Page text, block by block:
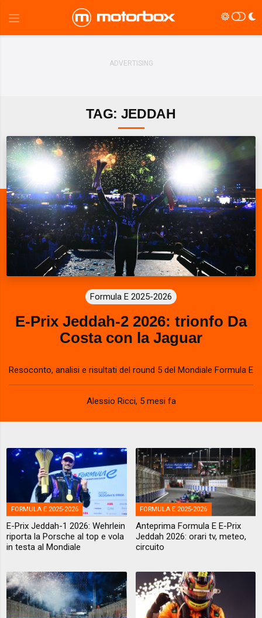
TAG: JEDDAH
Formula E 2025-2026
E-Prix Jeddah-2 2026: trionfo Da
Costa con la Jaguar
Resoconto, analisi e risultati del round 5 del Mondiale Formula E
Alessio Ricci, 5 mesi fa
FORMULA E 2025-2026
E-Prix Jeddah-1 2026: Wehrlein
riporta la Porsche al top e vola
in testa al Mondiale
FORMULA E 2025-2026
Anteprima Formula E E-Prix
Jeddah 2026: orari tv, meteo,
circuito